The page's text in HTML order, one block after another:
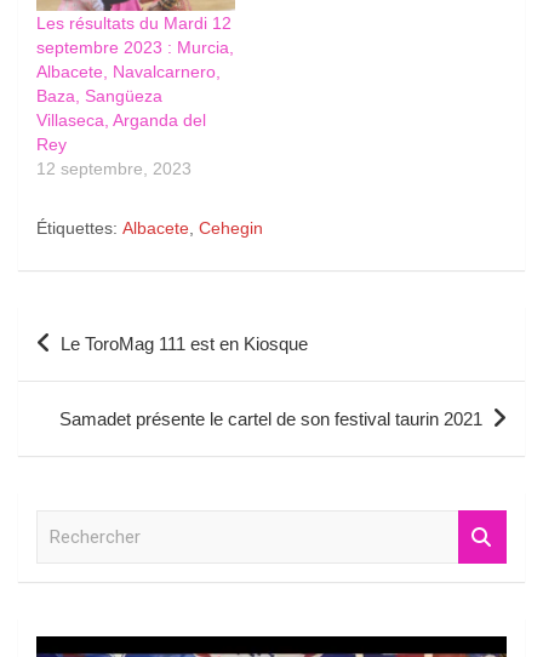
Les résultats du Mardi 12
septembre 2023 : Murcia,
Albacete, Navalcarnero,
Baza, Sangüeza
Villaseca, Arganda del
Rey
12 septembre, 2023
Étiquettes: Albacete, Cehegin
Navigation
Le ToroMag 111 est en Kiosque
Samadet présente le cartel de son festival taurin 2021
r